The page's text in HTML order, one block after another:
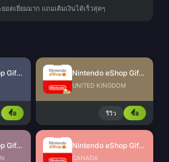
อดเยี่ยมมาก แถมเติมเงินได้เร็วสุดๆ
Nintendo eShop Gift Card (US)
ซื้อ
Nintendo eShop Gift Card (UK)
UNITED KINGDOM
รีวิว ซื้อ
Nintendo eShop Gift Card (EU) Nintendo eShop Gift Card (CA)
CANADA